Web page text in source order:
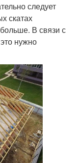
следует
скатах
В связи с
нужно